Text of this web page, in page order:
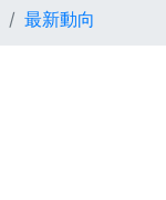
最新動向